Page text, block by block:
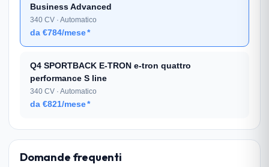
Business Advanced
340 CV · Automatico
da €784/mese*
Q4 SPORTBACK E-TRON e-tron quattro
performance S line
340 CV · Automatico
da €821/mese*
Domande frequenti